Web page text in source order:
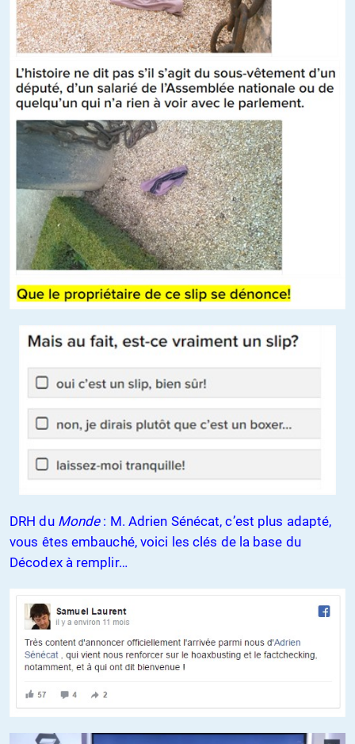
DRH du Monde: M. Adrien Sénécat, c’est plus adapté,
vous êtes embauché, voici les clés de la base du
Décodex à remplir…